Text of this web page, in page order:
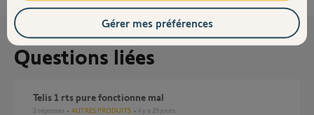
Questions liées
telis 1 rts pure fonctionne mal
2 réponses AUTRES PRODUITS il y a 29 jours
Gérer mes préférences